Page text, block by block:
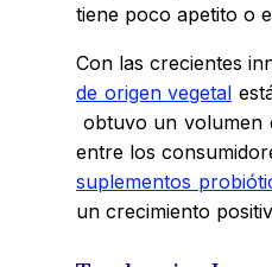
tiene poco apetito o
Con las crecientes
de origen vegetal
obtuvo un volumen
entre los
suplementos
un crecimiento